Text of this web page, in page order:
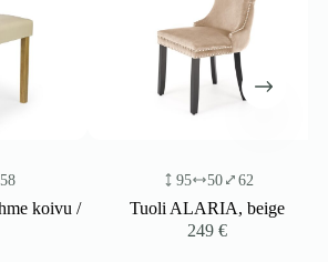
koivu /
95 50 62
Tuoli ALARIA, beige
249€